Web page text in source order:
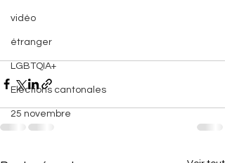
vidéo
étranger
LGBTQIA+
Elections cantonales
25 novembre